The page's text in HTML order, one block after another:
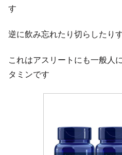
す
逆に飲み忘れたり切らしたり
これはアスリートにも一般人
タミンです